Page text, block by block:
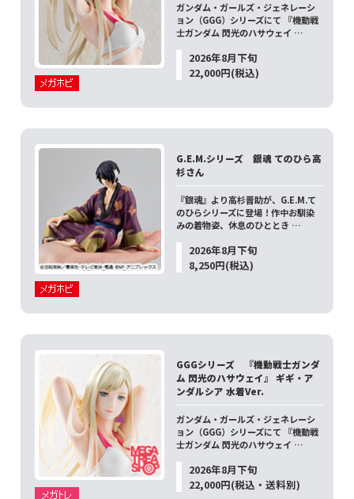
ガンダム・ガールズ・ジェネレーシ
ョン（GGG）シリーズにて 『機動戦
士ガンダム 閃光のハサウェイ …
2026年8月下旬
22,000円(税込)
G.E.M.シリーズ 銀魂 てのひら高
杉さん
『銀魂』より高杉晋助が、G.E.M.て
のひらシリーズに登場！作中お馴染
みの着物姿、休息のひととき …
2026年8月下旬
8,250円(税込)
GGGシリーズ 『機動戦士ガンダ
ム 閃光のハサウェイ』 ギギ・ア
ンダルシア 水着Ver.
ガンダム・ガールズ・ジェネレーシ
ョン（GGG）シリーズにて 『機動戦
士ガンダム 閃光のハサウェイ …
2026年8月下旬
22,000円(税込・送料別)